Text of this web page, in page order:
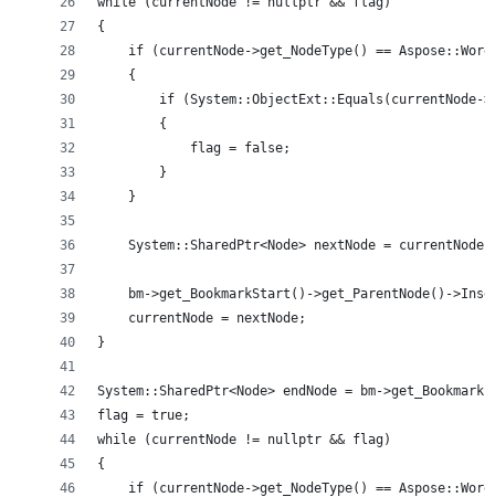
{
if (currentNode->get_NodeType() ==
    {
if
        {
            flag = false;
        }
    }
System::SharedPtr<Node> nextNode =
bm->get_BookmarkStart()->get_ParentNode()-
    currentNode = nextNode;
}
System::SharedPtr<Node> endNode = bm-
flag = true;
while (currentNode != nullptr && flag)
{
if (currentNode->get_NodeType() ==